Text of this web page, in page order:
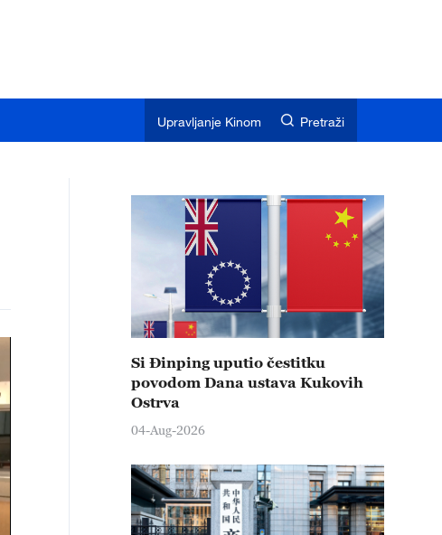
Upravljanje Kinom Pretraži
Si Đinping uputio čestitku
povodom Dana ustava Kukovih
Ostrva
04-Aug-2026